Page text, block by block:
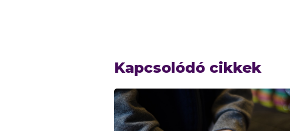
Kapcsolódó cikkek